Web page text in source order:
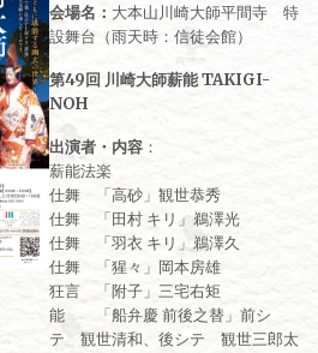
会場名： 大本山川崎大師平間寺 特
設舞台（雨天時：信徒会館）
第49回 川崎大師薪能 TAKIGI-
NOH
出演者・内容 ：
薪能法楽
仕舞 「高砂」観世恭秀
仕舞 「田村 キリ」鵜澤光
仕舞 「羽衣 キリ」鵜澤久
仕舞 「猩々」岡本房雄
狂言 「附子」三宅右矩
能 「船弁慶 前後之替」前シ
テ 観世清和、後シテ 観世三郎太